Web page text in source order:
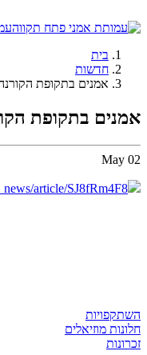
בית
חדשות
אמנים בתקופת
אמנים בתקופת
02
May
article/SJ8fRm4F8
השתקפויות
חלונות מוזיאלים
זכרונות